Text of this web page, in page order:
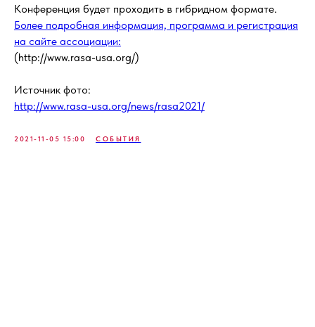
Конференция будет проходить в гибридном формате.
Более подробная информация, программа и регистрация
на сайте ассоциации:
(http://www.rasa-usa.org/)
Источник фото:
http://www.rasa-usa.org/news/rasa2021/
2021-11-05 15:00 СОБЫТИЯ